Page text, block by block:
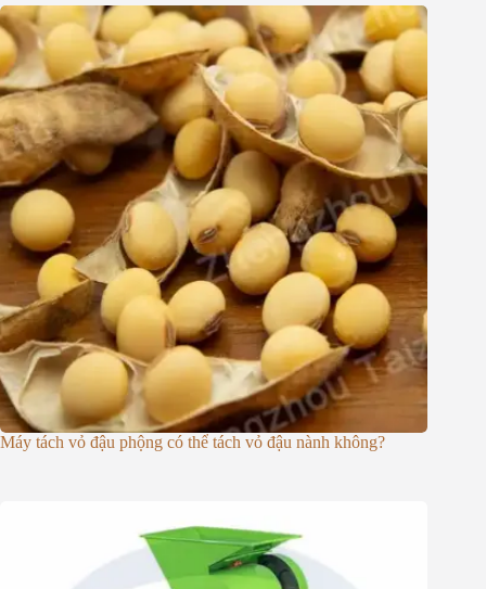
Máy tách vỏ đậu phộng có thể tách vỏ đậu nành không?